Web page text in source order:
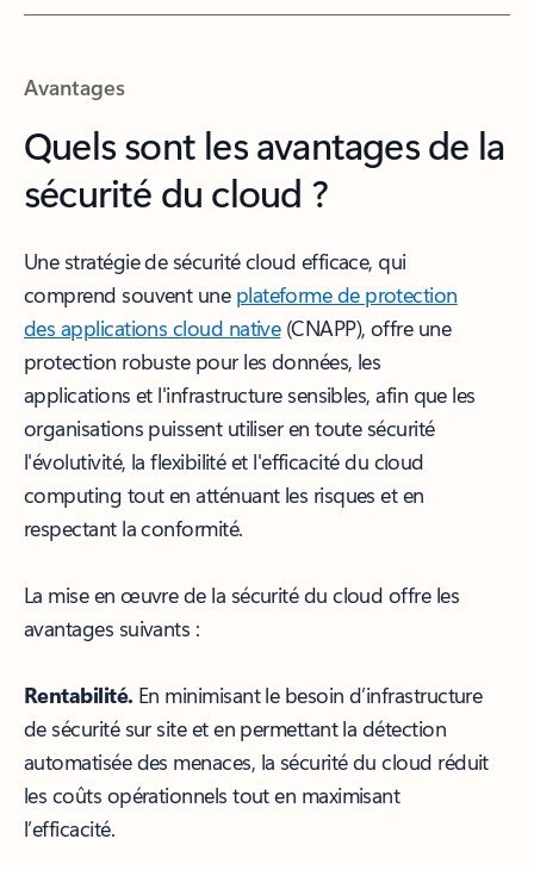
Avantages
Quels sont les avantages de la
sécurité du cloud ?
Une stratégie de sécurité cloud efficace, qui
comprend souvent une plateforme de protection
des applications cloud native(CNAPP), offre une
protection robuste pour les données, les
applications et l'infrastructure sensibles, afin que les
organisations puissent utiliser en toute sécurité
l'évolutivité, la flexibilité et l'efficacité du cloud
computing tout en atténuant les risques et en
respectant la conformité.
La mise en œuvre de la sécurité du cloud offre les
avantages suivants :
Rentabilité. En minimisant le besoin d’infrastructure
de sécurité sur site et en permettant la détection
automatisée des menaces, la sécurité du cloud réduit
les coûts opérationnels tout en maximisant
l’efficacité.